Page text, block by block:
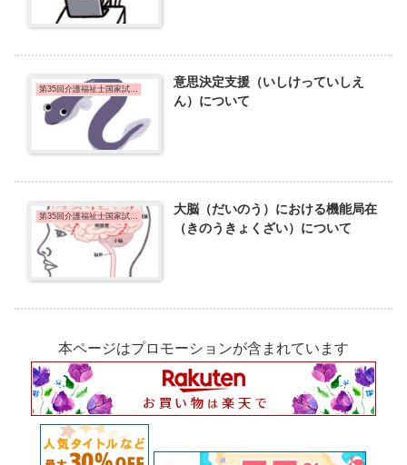
第35回介護福祉士国家試験問題
意思決定支援（いしけっていしえ
ん）について
第35回介護福祉士国家試験問題
大脳（だいのう）における機能局在
（きのうきょくざい）について
本ページはプロモーションが含まれています